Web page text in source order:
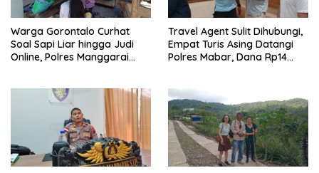
Warga Gorontalo Curhat
Soal Sapi Liar hingga Judi
Online, Polres Manggarai
Travel Agent Sulit Dihubungi,
Empat Turis Asing Datangi
Polres Mabar, Dana Rp14